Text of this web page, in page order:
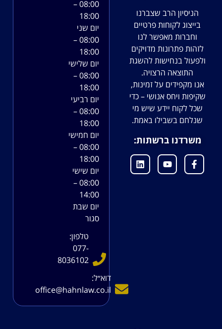
הניסיון הרב שצברנו
בייצוג לקוחות פרטיים
וחברות מאפשר לנו
לזהות פתרונות מדויקים
ולפעול בנחישות להשגת
התוצאה הרצויה.
אנו מקפידים על זמינות,
שקיפות ויחס אנושי – כדי
שכל לקוח יידע שיש מי
שנלחם בשבילו באמת.
משרדנו ברשתות:
08:00 –
18:00
יום שני
08:00 –
18:00
יום שלישי
08:00 –
18:00
יום רביעי
08:00 –
18:00
יום חמישי
08:00 –
18:00
יום שישי
08:00 –
14:00
יום שבת
סגור
טלפון:
077-
8036102
דוא׳׳ל:
office@hahnlaw.co.il